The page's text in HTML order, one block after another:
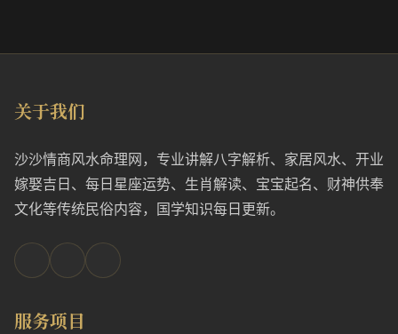
关于我们
沙沙情商风水命理网，专业讲解八字解析、家居风水、开业
嫁娶吉日、每日星座运势、生肖解读、宝宝起名、财神供奉
文化等传统民俗内容，国学知识每日更新。
服务项目